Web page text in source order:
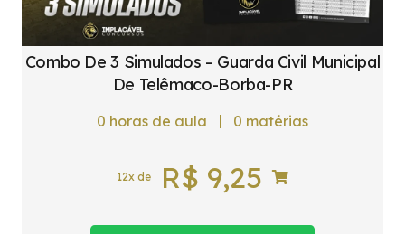
Combo De 3 Simulados – Guarda Civil Municipal
De Telêmaco-Borba-PR
0 horas de aula | 0 matérias
12x de R$ 9,25